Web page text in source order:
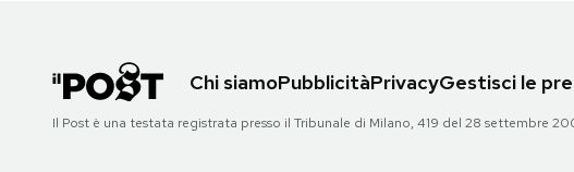
AREA PERSONALE
Area Personale
Chi siamoPubblicitàPrivacyGestisci le
Il Post è una testata registrata presso il Tribunale di Milano, 419 del 28 settembre